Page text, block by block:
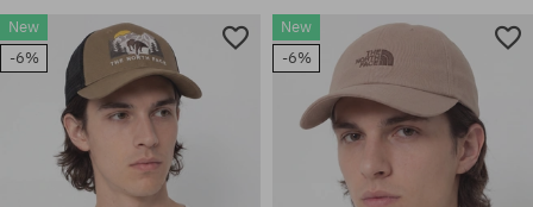
mărime universală mărime universală
New
-6%
New
-6%